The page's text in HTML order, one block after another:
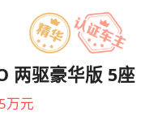
两驱豪华版 5座
万元